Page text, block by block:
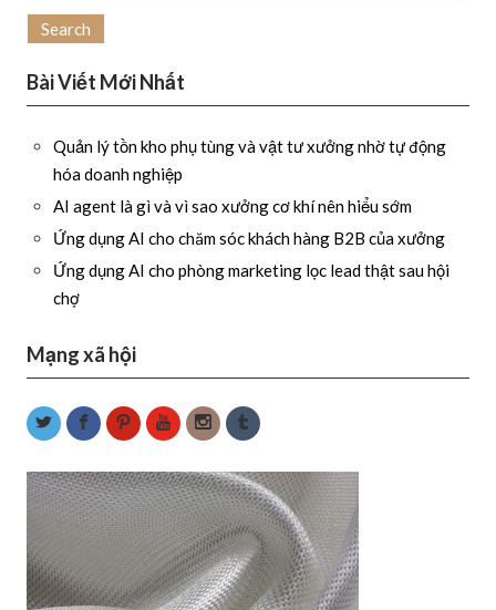
Bài Viết Mới Nhất
Quản lý tồn kho phụ tùng và vật tư xưởng nhờ tự động
hóa doanh nghiệp
AI agent là gì và vì sao xưởng cơ khí nên hiểu sớm
Ứng dụng AI cho chăm sóc khách hàng B2B của xưởng
Ứng dụng AI cho phòng marketing lọc lead thật sau hội
chợ
Mạng xã hội